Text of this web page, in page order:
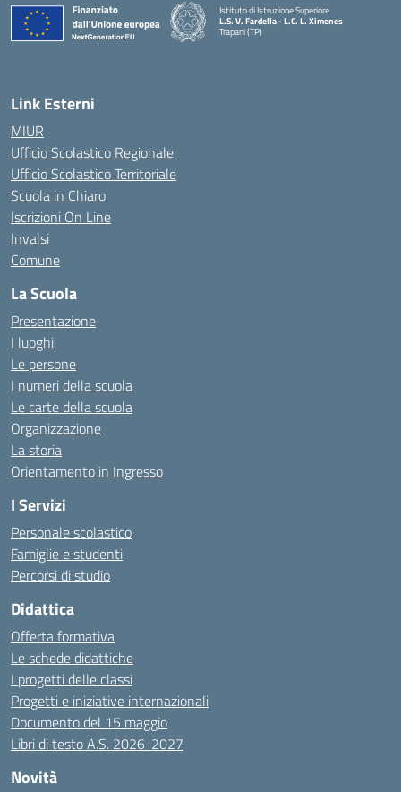
Istituto di Istruzione Superiore
L.S. V. Fardella - L.C. L. Ximenes
Trapani (TP)
Link Esterni
MIUR
Ufficio Scolastico Regionale
Ufficio Scolastico Territoriale
Scuola in Chiaro
Iscrizioni On Line
Invalsi
Comune
La Scuola
Presentazione
I luoghi
Le persone
I numeri della scuola
Le carte della scuola
Organizzazione
La storia
Orientamento in Ingresso
I Servizi
Personale scolastico
Famiglie e studenti
Percorsi di studio
Didattica
Offerta formativa
Le schede didattiche
I progetti delle classi
Progetti e iniziative internazionali
Documento del 15 maggio
Libri di testo A.S. 2026-2027
Novità